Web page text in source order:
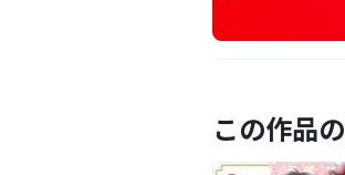
この作品